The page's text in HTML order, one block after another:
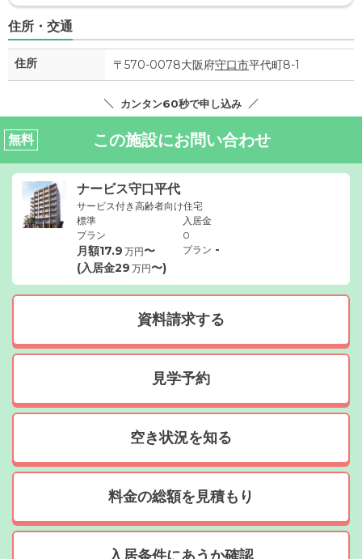
住所・交通
住所 〒570-0078大阪府守口市平代町8-1
カンタン60秒で申し込み
無料 この施設にお問い合わせ
ナービス守口平代
サービス付き高齢者向け住宅
標準
プラン
月額17.9 万円〜
(入居金29 万円〜)
入居金
0
プラン -
資料請求する
見学予約
空き状況を知る
料金の総額を見積もり